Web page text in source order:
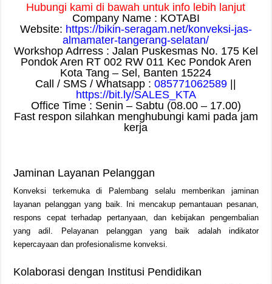
Hubungi kami di bawah untuk info lebih lanjut
Company Name : KOTABI
Website: https://bikin-seragam.net/konveksi-jas-
almamater-tangerang-selatan/
Workshop Adrress : Jalan Puskesmas No. 175 Kel
Pondok Aren RT 002 RW 011 Kec Pondok Aren
Kota Tang – Sel, Banten 15224
Call / SMS / Whatsapp :085771062589 ||
https://bit.ly/SALES_KTA
Office Time : Senin – Sabtu (08.00 – 17.00)
Fast respon silahkan menghubungi kami pada jam
kerja
Jaminan Layanan Pelanggan
Konveksi terkemuka di Palembang selalu memberikan jaminan
layanan pelanggan yang baik. Ini mencakup pemantauan pesanan,
respons cepat terhadap pertanyaan, dan kebijakan pengembalian
yang adil. Pelayanan pelanggan yang baik adalah indikator
kepercayaan dan profesionalisme konveksi.
Kolaborasi dengan Institusi Pendidikan